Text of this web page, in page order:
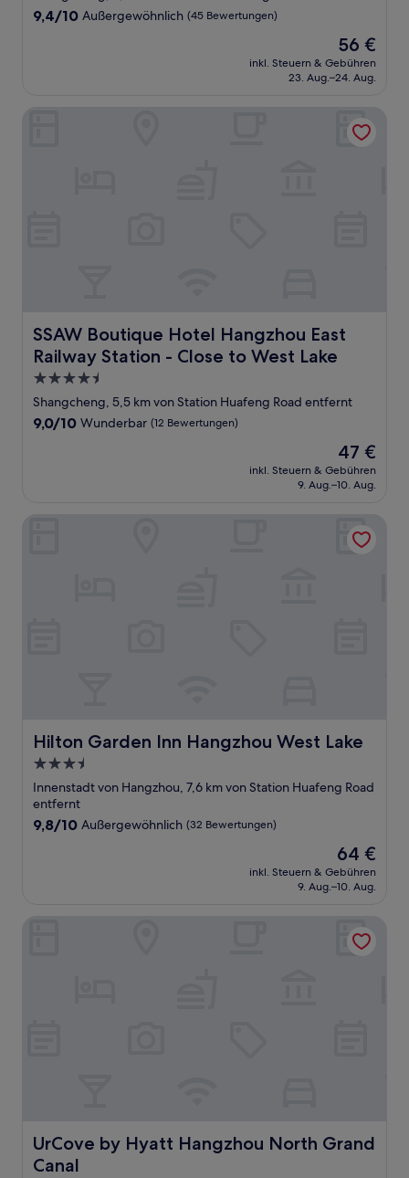
Unterkunft
9.4
9,4/10 Außergewöhnlich (45 Bewertungen)
Der
Preis
beträgt
56 €
inkl. Steuern & Gebühren
23. Aug.–24. Aug.
SSAW Boutique Hotel Hangzhou East
Railway Station - Close to West Lake
SSAW Boutique Hotel Hangzhou East Railway Station -
4.5-
Sterne-
Unterkunft
Shangcheng, 5,5 km von Station Huafeng Road entfernt
9.0
9,0/10 Wunderbar (12 Bewertungen)
Der
Preis
beträgt
47 €
inkl. Steuern & Gebühren
9. Aug.–10. Aug.
SSAW Boutique Hotel Hangzhou East Railway Station -
Hilton Garden Inn Hangzhou West Lake
Hilton Garden Inn Hangzhou West Lake
3.5-
Sterne-
Unterkunft
Innenstadt von Hangzhou, 7,6 km von Station Huafeng Road
entfernt
9.8
9,8/10 Außergewöhnlich (32 Bewertungen)
Der
Preis
beträgt
64 €
inkl. Steuern & Gebühren
9. Aug.–10. Aug.
UrCove by Hyatt Hangzhou North Grand
Canal
UrCove by Hyatt Hangzhou North Grand Canal